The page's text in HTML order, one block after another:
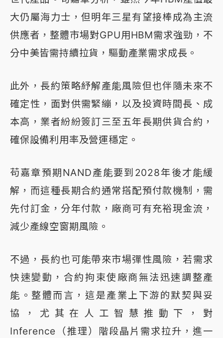
大仍屬海力士，但明年三星有望接棒成為主流
供應者，整體市場對GPU用HBM需求強勁，不
分中美皆需持續拉貨，驅動產業需求成長。
此外，長約策略紓解產能風險但也伴隨未來不
確定性，面對供需緊繃，以及投資時間長、成
本高，業者紛紛簽訂三至五年長期供貨合約，
確保設備利用率及營運穩定。
苟嘉章預期NAND產能要到2028年後才能緩
解，而這種長期合約通常搭配預付款機制，需
先付訂金，分年付款，廠商可有充裕現金流，
減少產線空窗期風險。
不過，長約也可能帶來市場彈性風險，若需求
快速變動，合約拘束使廠商無法迅速調整產
能。整體而言，這是產業上下游的默契與妥
協，尤其在人工智慧推動下，對
Inference（推理）階段晶片需求拉升，進一